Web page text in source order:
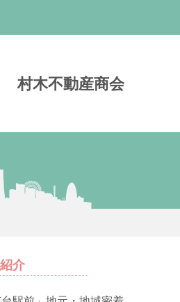
村木不動産商会
介